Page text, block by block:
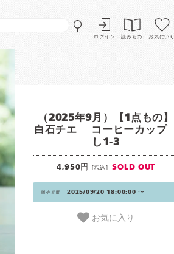
ログイン 読みもの お気にいり
（2025年9月）【1点もの】
白石チエ コーヒーカップ
し1-3
4,950円 [税込] SOLD OUT
販売期間 2025/09/20 18:00:00 〜
お気に入り